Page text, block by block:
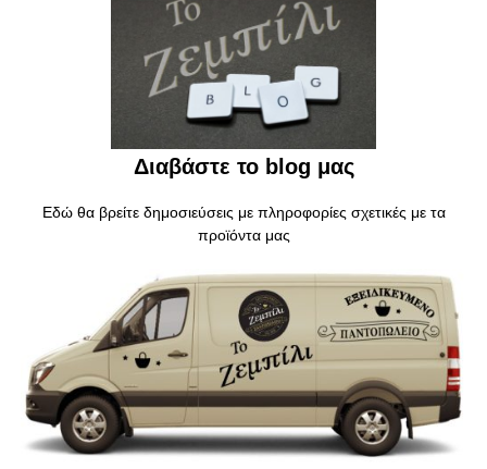
Διαβάστε το blog μας
Εδώ θα βρείτε δημοσιεύσεις με πληροφορίες σχετικές με τα
προϊόντα μας